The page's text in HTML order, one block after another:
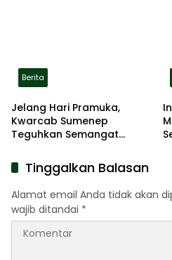
Berita
Jelang Hari Pramuka,
Kwarcab Sumenep
Teguhkan Semangat
Pahlawan
Tinggalkan Balasan
Alamat email Anda tidak akan
wajib ditandai *